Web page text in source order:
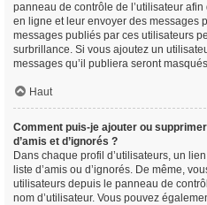
panneau de contrôle de l’utilisateur
en ligne et leur envoyer des messages
messages publiés par ces utilisateurs
surbrillance. Si vous ajoutez un
messages qu’il publiera seront
Haut
Comment puis-je ajouter ou
d’amis et d’ignorés ?
Dans chaque profil d’utilisateurs, un
liste d’amis ou d’ignorés. De même,
utilisateurs depuis le panneau de
nom d’utilisateur. Vous pouvez